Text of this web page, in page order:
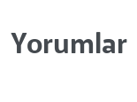
Yorumlar